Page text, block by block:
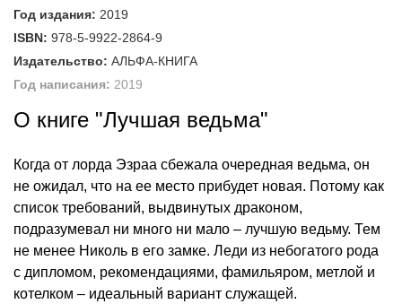
Год издания: 2019
ISBN: 978-5-9922-2864-9
Издательство: АЛЬФА-КНИГА
Год написания: 2019
О книге "Лучшая ведьма"
Когда от лорда Эзраа сбежала очередная ведьма, он
не ожидал, что на ее место прибудет новая. Потому как
список требований, выдвинутых драконом,
подразумевал ни много ни мало – лучшую ведьму. Тем
не менее Николь в его замке. Леди из небогатого рода
с дипломом, рекомендациями, фамильяром, метлой и
котелком – идеальный вариант служащей.